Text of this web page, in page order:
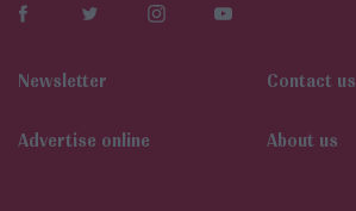
Newsletter Contact us
Αdvertise online About us